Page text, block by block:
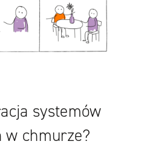
systemów
w chmurze?